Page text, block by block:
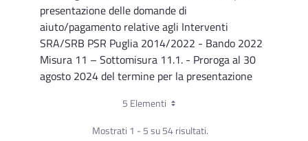
presentazione delle domande di
aiuto/pagamento relative agli Interventi
SRA/SRB PSR Puglia 2014/2022 - Bando 2022
Misura 11 – Sottomisura 11.1. - Proroga al 30
agosto 2024 del termine per la presentazione
CONDUZIONE_PUGLIA
5 Elementi
Mostrati 1 - 5 su 54 risultati.